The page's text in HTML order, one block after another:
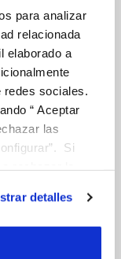
para analizar
relacionada
elaborado a
redes sociales.
“ Aceptar
las
Si
funcione y que
consultar
Cookies
detalles